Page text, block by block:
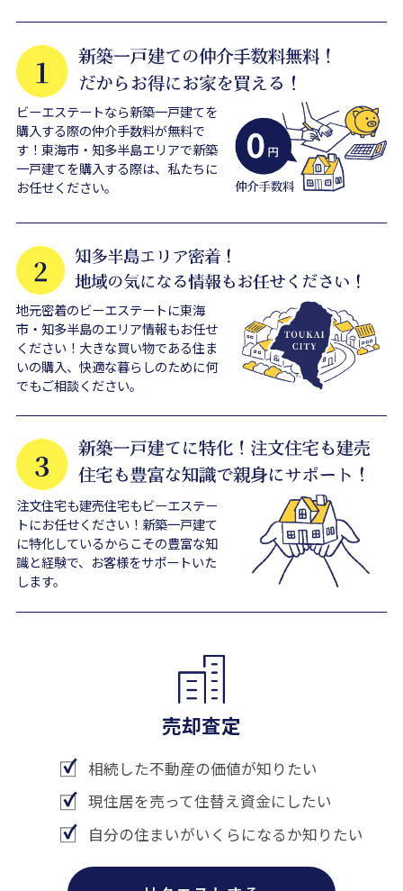
ビーエステートなら新築一戸建てを
購入する際の仲介手数料が無料で
す！東海市・知多半島エリアで新築
一戸建てを購入する際は、私たちに
お任せください。
地元密着のビーエステートに東海
市・知多半島のエリア情報もお任せ
ください！大きな買い物である住ま
いの購入、快適な暮らしのために何
でもご相談ください。
注文住宅も建売住宅もビーエステー
トにお任せください！新築一戸建て
に特化しているからこその豊富な知
識と経験で、お客様をサポートいた
します。
売却査定
相続した不動産の価値が知りたい
現住居を売って住替え資金にしたい
自分の住まいがいくらになるか知りたい